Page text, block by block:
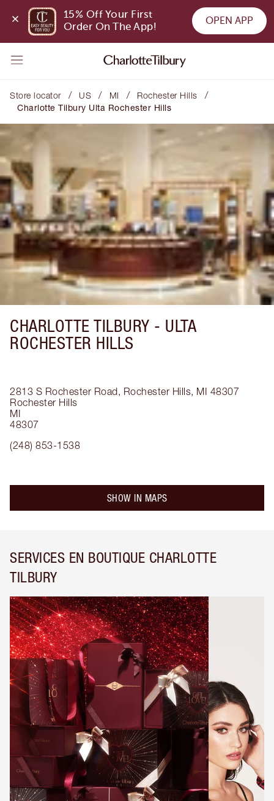
15% Off Your First
Order On The App!
OPEN APP
Store locator / US / MI / Rochester Hills /
Charlotte Tilbury Ulta Rochester Hills
CHARLOTTE TILBURY - ULTA
ROCHESTER HILLS
2813 S Rochester Road, Rochester Hills, MI 48307
Rochester Hills
MI
48307
(248) 853-1538
SHOW IN MAPS
SERVICES EN BOUTIQUE CHARLOTTE
TILBURY